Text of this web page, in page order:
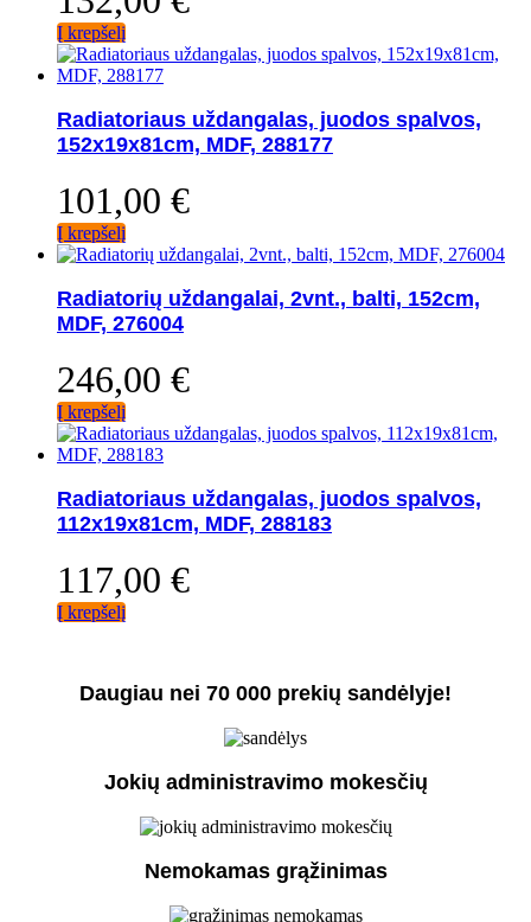
Į krepšelį
Radiatoriaus uždangalas, juodos spalvos,
152x19x81cm, MDF, 288177
101,00 €
Į krepšelį
Radiatorių uždangalai, 2vnt., balti, 152cm,
MDF, 276004
246,00 €
Į krepšelį
Radiatoriaus uždangalas, juodos spalvos,
112x19x81cm, MDF, 288183
117,00 €
Į krepšelį
Daugiau nei 70 000 prekių sandėlyje!
Jokių administravimo mokesčių
Nemokamas grąžinimas